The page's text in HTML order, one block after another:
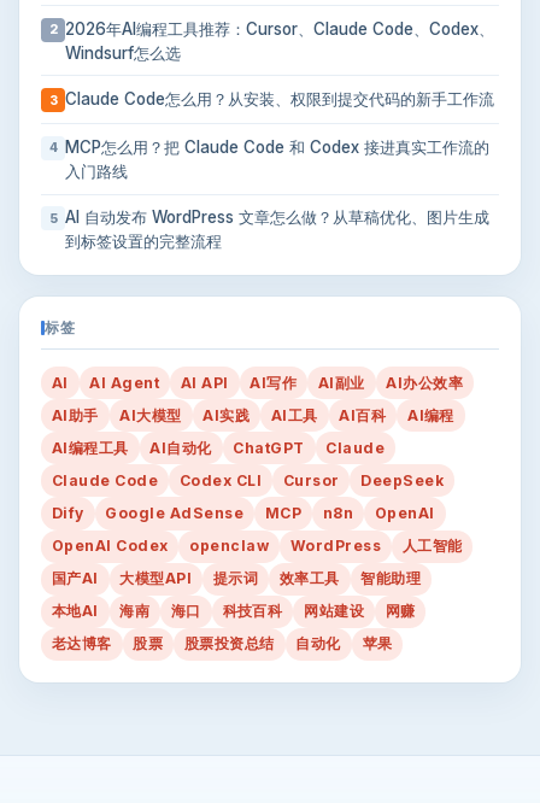
2 2026年AI编程工具推荐：Cursor、Claude Code、Codex、
Windsurf怎么选
3 Claude Code怎么用？从安装、权限到提交代码的新手工作流
4
MCP怎么用？把 Claude Code 和 Codex 接进真实工作流的
入门路线
5 AI 自动发布 WordPress 文章怎么做？从草稿优化、图片生成
到标签设置的完整流程
标签
AI AI Agent AI API AI写作 AI副业
AI办公效率
AI助手
AI大模型 AI实践 AI工具 AI百科
AI编程
AI编程工具
AI自动化 ChatGPT
Claude
Claude Code
Codex CLI Cursor
DeepSeek
Dify
Google AdSense MCP n8n
OpenAI
OpenAI Codex
openclaw WordPress
人工智能
国产AI
大模型API 提示词 效率工具
智能助理
本地AI
海南 海口 科技百科 网站建设
网赚
老达博客
股票 股票投资总结 自动化 苹果